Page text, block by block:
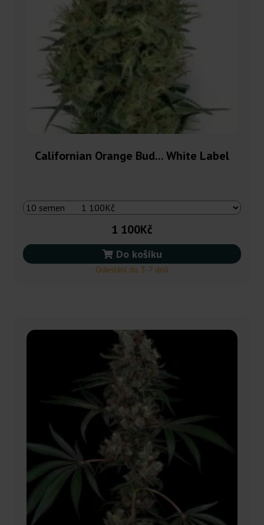
Californian Orange Bud... White Label
1 100Kč
Do košíku
Odeslání do 3-7 dnů